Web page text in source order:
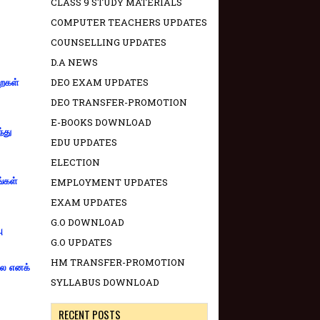
எனக்
COMPUTER TEACHERS UPDATES
COUNSELLING UPDATES
D.A NEWS
DEO EXAM UPDATES
DEO TRANSFER-PROMOTION
E-BOOKS DOWNLOAD
EDU UPDATES
ELECTION
EMPLOYMENT UPDATES
EXAM UPDATES
G.O DOWNLOAD
G.O UPDATES
HM TRANSFER-PROMOTION
SYLLABUS DOWNLOAD
RECENT POSTS